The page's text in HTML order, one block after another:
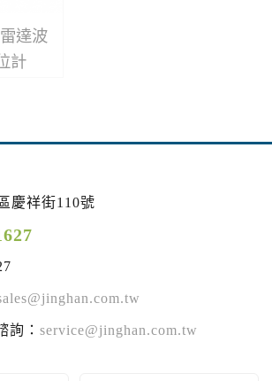
達波
計
慶祥街110號
詢： service@jinghan.com.tw